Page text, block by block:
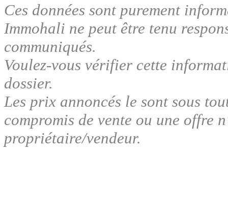
Ces données sont purement
Immohali ne peut être tenu
communiqués.
Voulez-vous vérifier cette
dossier.
Les prix annoncés le sont sous
compromis de vente ou une offre
propriétaire/vendeur.